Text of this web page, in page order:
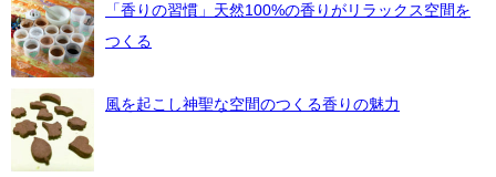
「香りの習慣」天然100%の香りがリラックス空間を
つくる
風を起こし神聖な空間のつくる香りの魅力